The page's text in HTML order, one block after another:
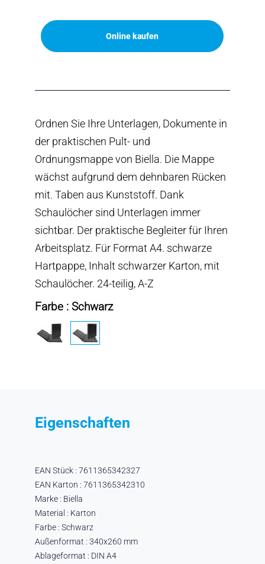
Online kaufen
Ordnen Sie Ihre Unterlagen, Dokumente in
der praktischen Pult- und
Ordnungsmappe von Biella. Die Mappe
wächst aufgrund dem dehnbaren Rücken
mit. Taben aus Kunststoff. Dank
Schaulöcher sind Unterlagen immer
sichtbar. Der praktische Begleiter für Ihren
Arbeitsplatz. Für Format A4. schwarze
Hartpappe, Inhalt schwarzer Karton, mit
Schaulöcher. 24-teilig, A-Z
Farbe : Schwarz
Eigenschaften
EAN Stück : 7611365342327
EAN Karton : 7611365342310
Marke : Biella
Material : Karton
Farbe : Schwarz
Außenformat : 340x260 mm
Ablageformat : DIN A4